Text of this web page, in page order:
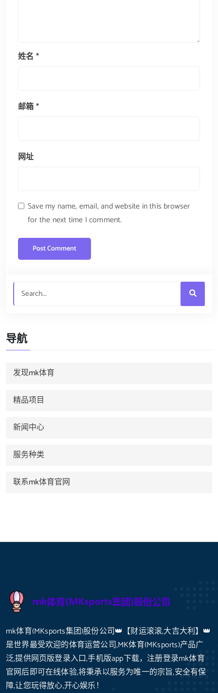
姓名 *
邮箱*
网址
Save my name, email, and website in this browser
for the next time I comment.
导航
发现mk体育
精品项目
新闻中心
服务种类
联系mk体育官网
mk体育(MKsports集团)股份公司👑【财运滚滚,大吉大利】👑
是世界最受欢迎的体育运营公司,MK体育(MKsports)产品广
泛,提供网页版登录入口,手机版app下载，注册登录mk体育
官网后即可在线体验,将秉承以服务为唯一的宗旨,安全有保
障,让您玩得放心,开心娱乐！